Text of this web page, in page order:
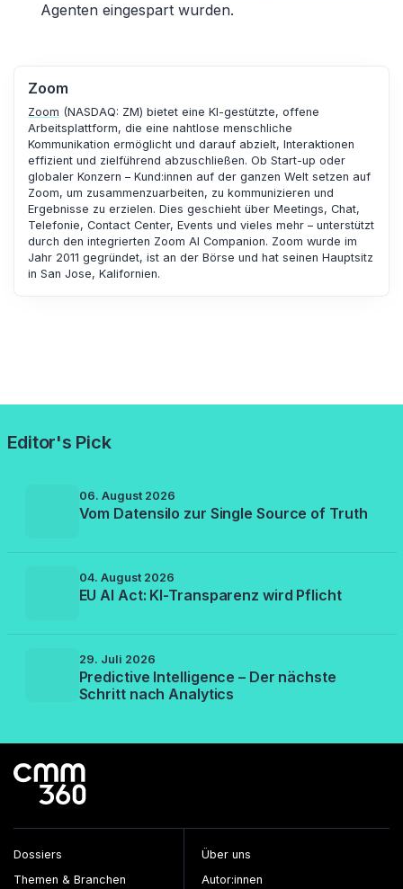
Agenten eingespart wurden.
Zoom
Zoom (NASDAQ: ZM) bietet eine KI-gestützte, offene
Arbeitsplattform, die eine nahtlose menschliche
Kommunikation ermöglicht und darauf abzielt, Interaktionen
effizient und zielführend abzuschließen. Ob Start-up oder
globaler Konzern – Kund:innen auf der ganzen Welt setzen auf
Zoom, um zusammenzuarbeiten, zu kommunizieren und
Ergebnisse zu erzielen. Dies geschieht über Meetings, Chat,
Telefonie, Contact Center, Events und vieles mehr – unterstützt
durch den integrierten Zoom AI Companion. Zoom wurde im
Jahr 2011 gegründet, ist an der Börse und hat seinen Hauptsitz
in San Jose, Kalifornien.
Editor's Pick
06. August 2026
Vom Datensilo zur Single Source of Truth
04. August 2026
EU AI Act: KI-Transparenz wird Pflicht
29. Juli 2026
Predictive Intelligence – Der nächste
Schritt nach Analytics
Dossiers
Themen & Branchen
Über uns
Autor:innen